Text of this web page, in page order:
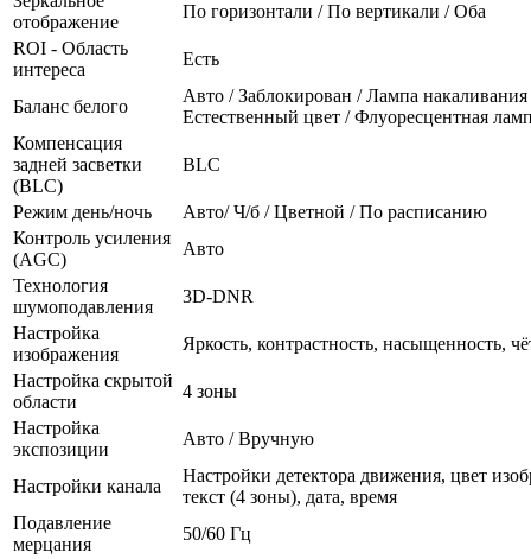
отображение
По горизонтали / По вертикали / Оба
ROI - Область
интереса
Есть
Баланс белого
Авто / Заблокирован / Лампа
Естественный цвет / Флуоресцентная
Компенсация
задней засветки
(BLC)
BLC
Режим день/ночь
Авто/ Ч/б / Цветной / По расписанию
Контроль усиления
(AGC)
Авто
Технология
шумоподавления
3D-DNR
Настройка
изображения
Яркость, контрастность, насыщенность,
Настройка скрытой
области
4 зоны
Настройка
экспозиции
Авто / Вручную
Настройки канала
Настройки детектора движения, цвет
текст (4 зоны), дата, время
Подавление
мерцания
50/60 Гц